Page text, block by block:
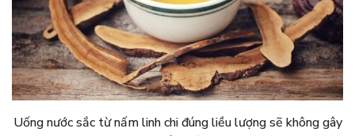
Uống nước sắc từ nấm linh chi đúng liều lượng sẽ không gây